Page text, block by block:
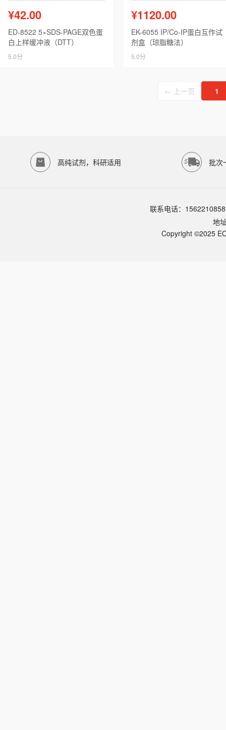
¥42.00
ED-8522 5×SDS-PAGE双色蛋
白上样缓冲液（DTT）
5.0分
¥1120.00
EK-6055 IP/Co-IP蛋白互作试
剂盒（琼脂糖法）
5.0分
← 上一页 1
高纯试剂，科研适用 批次
联系电话：
地
Copyright ©2025